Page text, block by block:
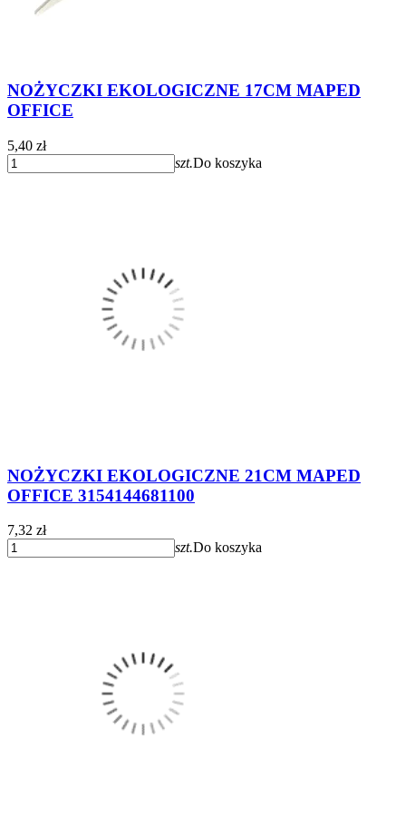
NOŻYCZKI EKOLOGICZNE 17CM MAPED
OFFICE
5,40 zł
szt.Do koszyka
NOŻYCZKI EKOLOGICZNE 21CM MAPED
OFFICE 3154144681100
7,32 zł
szt.Do koszyka